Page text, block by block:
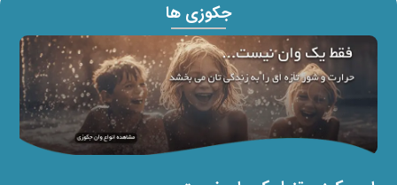
جکوزی ها